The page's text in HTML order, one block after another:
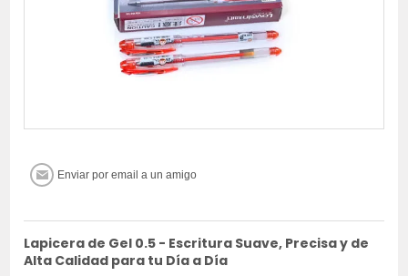
Lapicera de Gel 0.5 - Escritura Suave, Precisa y de
Alta Calidad para tu Día a Día